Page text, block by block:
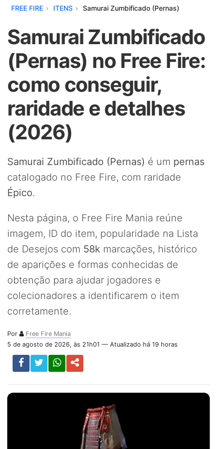
FREE FIRE ITENS Samurai Zumbificado (Pernas)
Samurai Zumbificado
(Pernas) no Free Fire:
como conseguir,
raridade e detalhes
(2026)
Samurai Zumbificado (Pernas) é um pernas
catalogado no Free Fire, com raridade
Épico.
Nesta página, o Free Fire Mania reúne
imagem, ID do item, popularidade na Lista
de Desejos com 58k marcações, histórico
de aparições e formas conhecidas de
obtenção para ajudar jogadores e
colecionadores a identificarem o item
corretamente.
Por
Free Fire Mania
5 de agosto de 2026, às 21h01 — Atualizado há 19 horas